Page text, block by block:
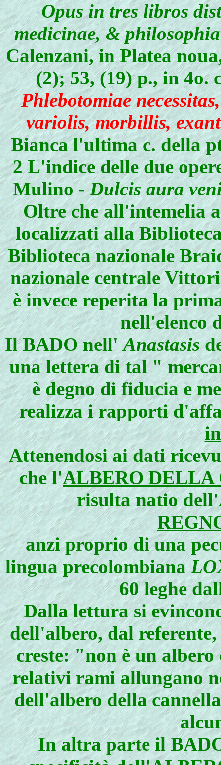
Opus in tres libros
medicinae, &
Calenzani, in Platea
(2); 53, (19) p., in 4o.
Phlebotomiae
variolis, morbillis,
Bianca l'ultima c. della
2 L'indice delle due
Mulino -Dulcis aura
Oltre che all'intemelia
localizzati alla
Biblioteca nazionale
nazionale centrale
è invece reperita la
nell'elenco
Il BADO nell'Anastasis
una lettera di tal "
è degno di fiducia e
realizza i rapporti
Attenendosi ai dati
che l'ALBERO DELLA
risulta natio
anzi proprio di una
lingua precolombiana
60 leghe
Dalla lettura si
dell'albero, dal
creste: "non è un albero
relativi rami allungano
dell'albero della
In altra parte il